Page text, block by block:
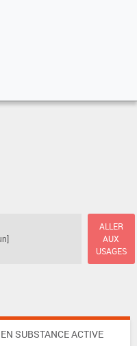
ALLER
AUX
USAGES
SUBSTANCE ACTIVE